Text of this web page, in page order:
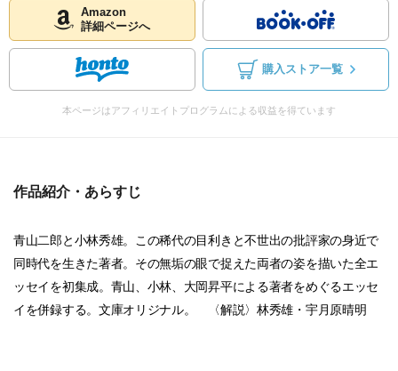
Amazon
詳細ページへ
購入ストア一覧
本ページはアフィリエイトプログラムによる収益を得ています
作品紹介・あらすじ
青山二郎と小林秀雄。この稀代の目利きと不世出の批評家の身近で
同時代を生きた著者。その無垢の眼で捉えた両者の姿を描いた全エ
ッセイを初集成。青山、小林、大岡昇平による著者をめぐるエッセ
イを併録する。文庫オリジナル。 〈解説〉林秀雄・宇月原晴明